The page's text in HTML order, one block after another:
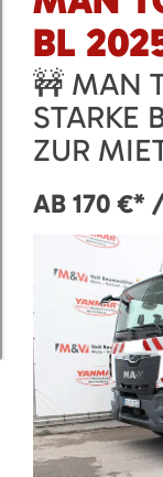
BL
🚧 MAN
STARKE
ZUR
AB 170 €*